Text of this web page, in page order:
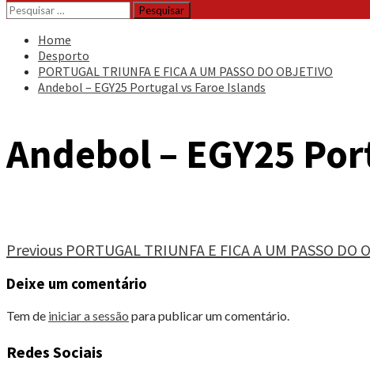
Pesquisar
por:
Home
Desporto
PORTUGAL TRIUNFA E FICA A UM PASSO DO OBJETIVO
Andebol – EGY25 Portugal vs Faroe Islands
Andebol – EGY25
Continue
Reading
Previous PORTUGAL TRIUNFA E FICA A UM PASSO DO
Deixe um comentário
Tem de iniciar a sessão para publicar um comentário.
Redes Sociais